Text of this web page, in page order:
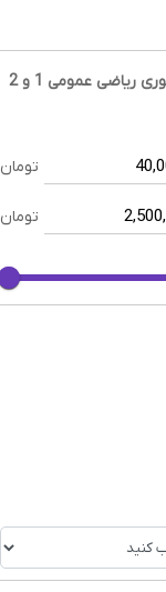
ریاضی عمومی 1 و 2
تومان
تومان